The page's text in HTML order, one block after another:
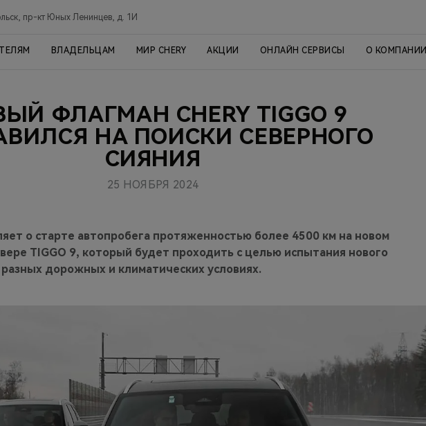
пр-кт Юных Ленинцев, д. 1И
ВЛАДЕЛЬЦАМ МИР CHERY АКЦИИ ОНЛАЙН СЕРВИСЫ О КОМПАНИИ
ФЛАГМАН CHERY TIGGO 9
НА ПОИСКИ СЕВЕРНОГО
СИЯНИЯ
25 НОЯБРЯ 2024
о старте автопробега протяженностью более 4500 км на новом
TIGGO 9, который будет проходить с целью испытания нового
дорожных и климатических условиях.